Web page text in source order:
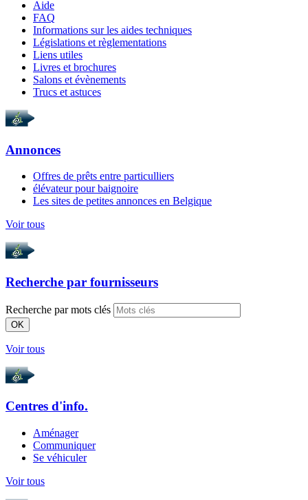
Aide
FAQ
Informations sur les aides techniques
Législations et règlementations
Liens utiles
Livres et brochures
Salons et évènements
Trucs et astuces
Annonces
Offres de prêts entre particulliers
élévateur pour baignoire
Les sites de petites annonces en Belgique
Voir tous
Recherche par fournisseurs
Recherche par mots clés
OK
Voir tous
Centres d'info.
Aménager
Communiquer
Se véhiculer
Voir tous